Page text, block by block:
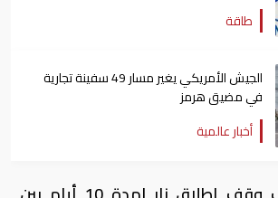
طاقة
الجيش الأمريكي يغير مسار 49 سفينة تجارية
في مضيق هرمز
أخبار عالمية